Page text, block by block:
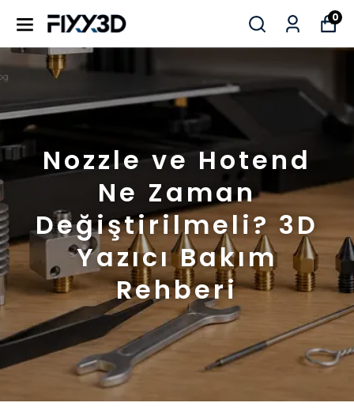
0
Nozzle ve Hotend
Ne Zaman
Değiştirilmeli? 3D
Yazıcı Bakım
Rehberi